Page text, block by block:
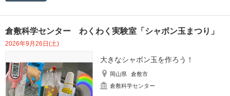
倉敷科学センター わくわく実験室「シャボン玉まつり」
2026年9月26日(土)
大きなシャボン玉を作ろう！
岡山県
倉敷市
倉敷科学センター